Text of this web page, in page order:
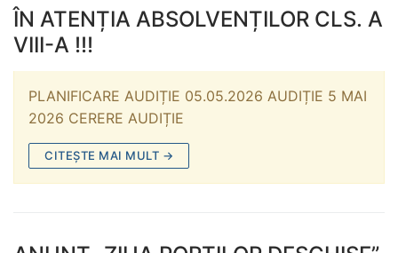
ÎN ATENȚIA ABSOLVENȚILOR CLS. A
VIII-A !!!
PLANIFICARE AUDIȚIE 05.05.2026 AUDIȚIE 5 MAI
2026 CERERE AUDIȚIE
CITEȘTE MAI MULT →